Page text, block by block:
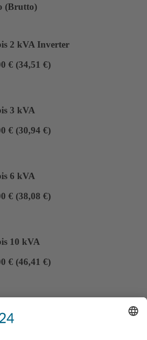
(Brutto)
2 kVA Inverter
€ (34,51 €)
3 kVA
€ (30,94 €)
6 kVA
€ (38,08 €)
10 kVA
€ (46,41 €)
kVA